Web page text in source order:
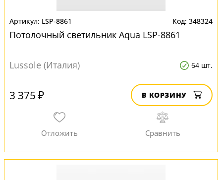
LSP-8861 348324
Потолочный светильник Aqua LSP-8861
Lussole (Италия) 64 шт.
3 375 ₽ В КОРЗИНУ